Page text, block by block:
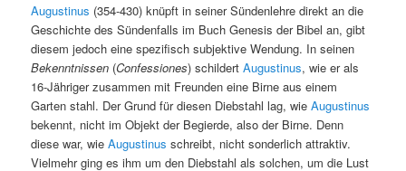
Augustinus (354-430) knüpft in seiner Sündenlehre direkt an die
Geschichte des Sündenfalls im Buch Genesis der Bibel an, gibt
diesem jedoch eine spezifisch subjektive Wendung. In seinen
Bekenntnissen (Confessiones) schildertAugustinus, wie er als
16-Jähriger zusammen mit Freunden eine Birne aus einem
Garten stahl. Der Grund für diesen Diebstahl lag, wieAugustinus
bekennt, nicht im Objekt der Begierde, also der Birne. Denn
diese war, wieAugustinus schreibt, nicht sonderlich attraktiv.
Vielmehr ging es ihm um den Diebstahl als solchen, um die Lust